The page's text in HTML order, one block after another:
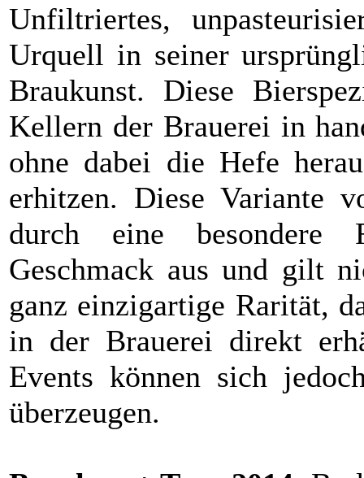
Unfiltriertes,
Urquell in seiner
Braukunst. Diese
Kellern der Brauerei in
ohne dabei die Hefe
erhitzen. Diese Variante
durch eine besondere
Geschmack aus und gilt
ganz einzigartige Rarität,
in der Brauerei direkt
Events können sich
überzeugen.